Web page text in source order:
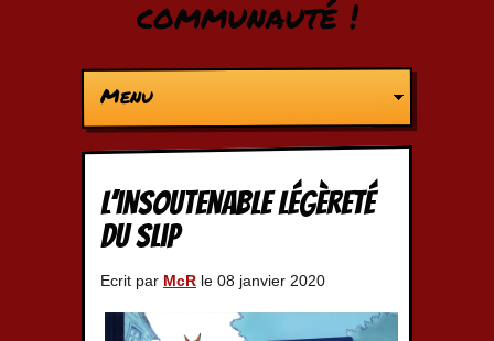
communauté !
Menu
L’insoutenable légèreté
du slip
Ecrit par McR le 08 janvier 2020